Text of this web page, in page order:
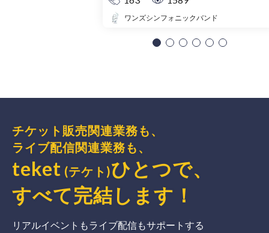
ワンズシンフォニックバンド
チケット販売関連業務も、
ライブ配信関連業務も、
teket (テケト)ひとつで、
すべて完結 します ！
リアルイベントもライブ配信もサポートする